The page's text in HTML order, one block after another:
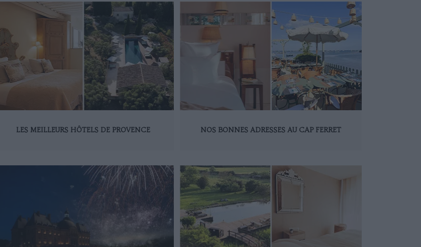
LES MEILLEURS HÔTELS DE PROVENCE NOS BONNES ADRESSES AU CAP FERRET